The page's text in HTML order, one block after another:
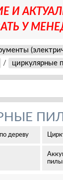
И
У
/ циркулярные
дереву
пилы